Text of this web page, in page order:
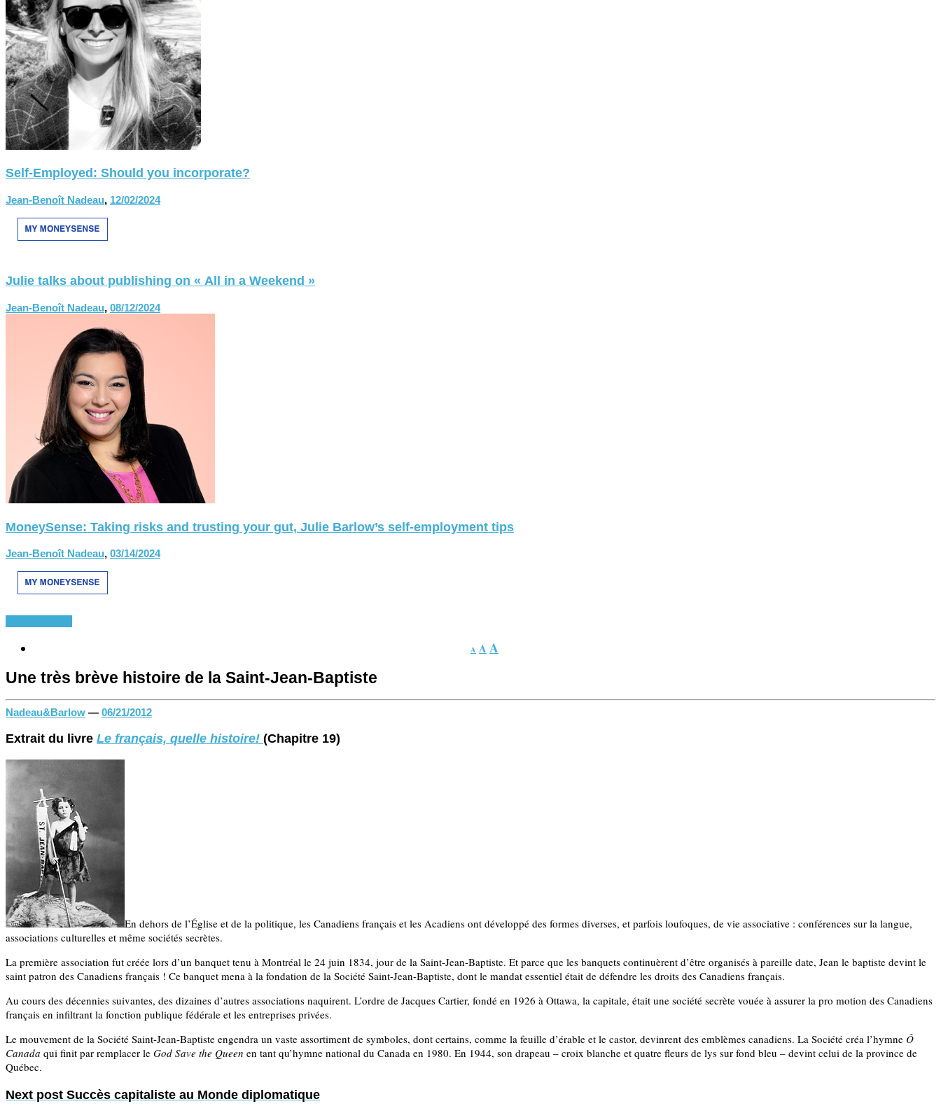
Self-Employed: Should you incorporate?
Jean-Benoît Nadeau, 12/02/2024
Julie talks about publishing on « All in a Weekend »
Jean-Benoît Nadeau, 08/12/2024
MoneySense: Taking risks and trusting your gut, Julie Barlow’s self-employment tips
Jean-Benoît Nadeau, 03/14/2024
A AA
Une très brève histoire de la Saint-Jean-Baptiste
Nadeau&Barlow — 06/21/2012
Extrait du livre Le français, quelle histoire! (Chapitre 19)
En dehors de l’Église et de la politique, les Canadiens français et les Acadiens ont développé des formes diverses, et parfois loufoques, de vie associative : conférences sur la langue,
associations culturelles et même sociétés secrètes.
La première association fut créée lors d’un banquet tenu à Montréal le 24 juin 1834, jour de la Saint-Jean-Baptiste. Et parce que les banquets continuèrent d’être organisés à pareille date, Jean le baptiste devint le
saint patron des Canadiens français ! Ce banquet mena à la fondation de la Société Saint-Jean-Baptiste, dont le mandat essentiel était de défendre les droits des Canadiens français.
Au cours des décennies suivantes, des dizaines d’autres associations naquirent. L’ordre de Jacques Cartier, fondé en 1926 à Ottawa, la capitale, était une société secrète vouée à assurer la pro motion des Canadiens
français en infiltrant la fonction publique fédérale et les entreprises privées.
Le mouvement de la Société Saint-Jean-Baptiste engendra un vaste assortiment de symboles, dont certains, comme la feuille d’érable et le castor, devinrent des emblèmes canadiens. La Société créa l’hymne Ô
Canada qui finit par remplacer le God Save the Queen en tant qu’hymne national du Canada en 1980. En 1944, son drapeau – croix blanche et quatre fleurs de lys sur fond bleu – devint celui de la province de
Québec.
Next post Succès capitaliste au Monde diplomatique